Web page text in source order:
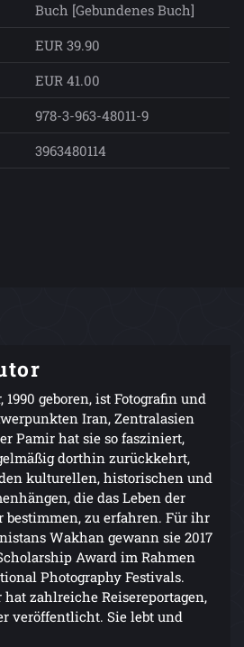
Buch [Gebundenes Buch]
EUR 39.90
EUR 41.00
978-3-963-48011-9
3963480114
1990 geboren, ist Fotografin und
Iran, Zentralasien
Pamir hat sie so fasziniert,
dorthin zurückkehrt,
kulturellen, historischen und
die das Leben der
zu erfahren. Für ihr
Wakhan gewann sie 2017
Award im Rahmen
Photography Festivals.
hat zahlreiche Reisereportagen,
veröffentlicht. Sie lebt und